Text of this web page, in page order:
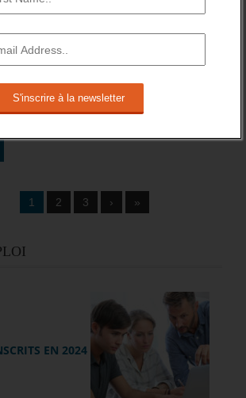
de l’Unédic du 27 juin 2024, « à la
entrera en vigueur le 1er juillet 2024 ,
en vigueur.
de l’Assurance chômage verront
sur les 2,3 millions. La dépense
1 2 3 › »
EN 2024